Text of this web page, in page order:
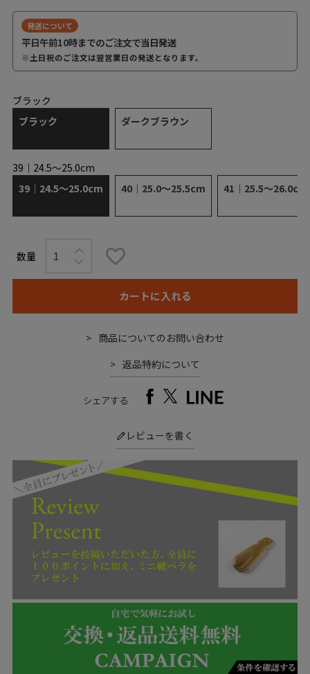
発送について
平日午前10時までのご注文で当日発送
※土日祝のご注文は翌営業日の発送となります。
39｜24.5～25.0cm
39｜24.5～25.0cm
40｜25.0～25.5cm 41｜25.5～26.0cm
ブラック
ブラック
ダークブラウン
カートに入れる
商品についてのお問い合わせ
返品特約について
シェアする
レビューを書く